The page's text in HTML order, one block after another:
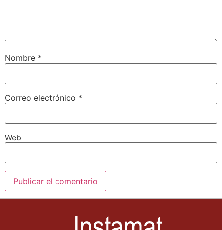
Nombre *
Correo electrónico *
Web